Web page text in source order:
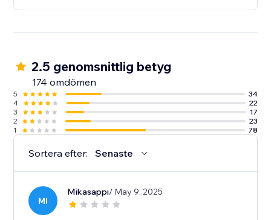
2.5 genomsnittlig betyg
174 omdömen
5
34
4
22
3
17
2
23
1
78
Sortera efter: Senaste
MI
Mikasappi/ May 9, 2025